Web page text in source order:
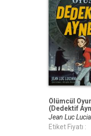
Ölümcül
(Dedektif
Jean Luc
Etiket Fiyatı :